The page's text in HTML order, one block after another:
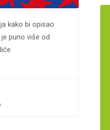
kako bi opisao
puno više od